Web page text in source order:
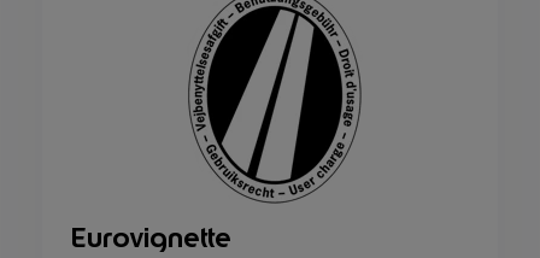
Eurovignette